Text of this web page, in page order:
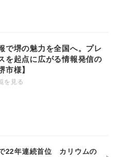
で堺の魅力を全国へ。プレ
を起点に広がる情報発信の
市様】
を見る
22年連続首位 カリウムの